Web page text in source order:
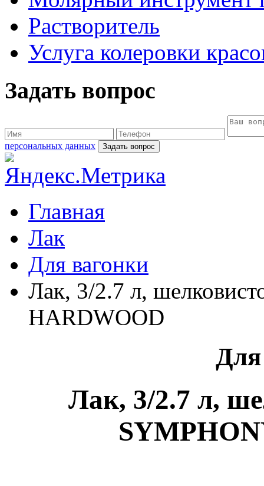
Растворитель
Услуга колеровки
Задать вопрос
персональных данных
Главная
Лак
Для вагонки
Лак, 3/2.7 л,
HARDWOOD
Для
Лак, 3/2.7 л,